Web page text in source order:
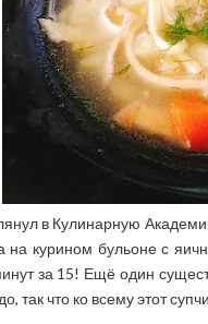
в Кулинарную
на курином бульоне с
за 15! Ещё один
так что ко всему этот